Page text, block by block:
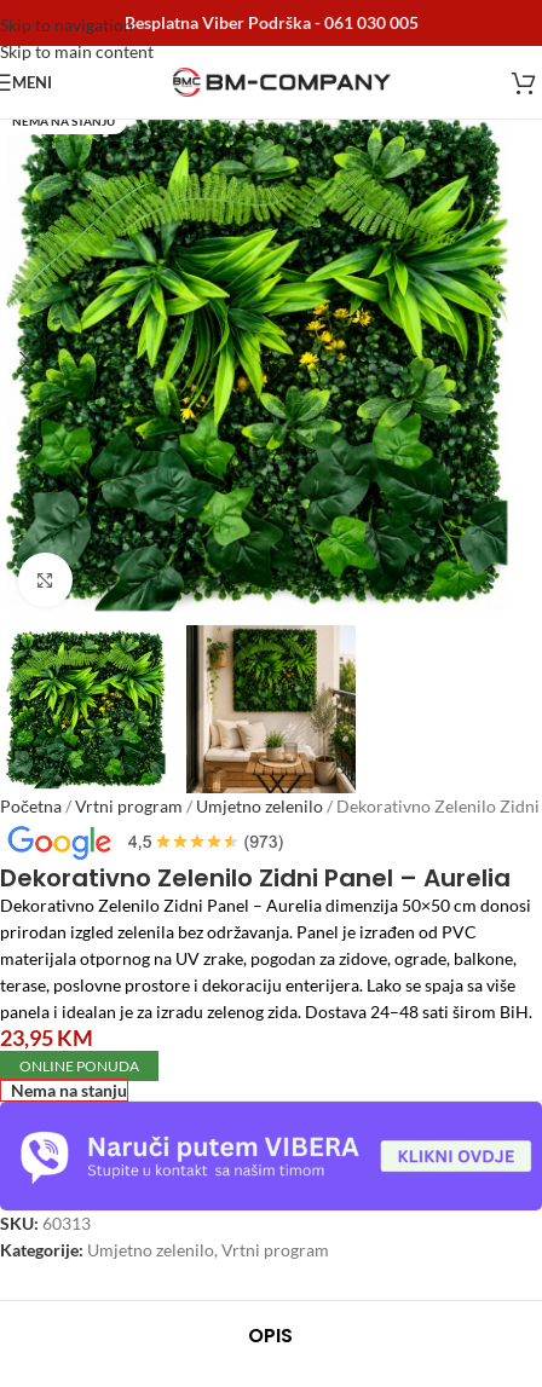
Skip to navigation
Skip to main content
Besplatna Viber Podrška -061 030 005
MENI
NEMA NA STANJU
Click to enlarge
Početna/Vrtni program / Umjetno zelenilo/ Dekorativno Zelenilo Zidni
Panel – Aurelia
Dekorativno Zelenilo Zidni Panel – Aurelia
Dekorativno Zelenilo Zidni Panel – Aurelia dimenzija 50×50 cm donosi
prirodan izgled zelenila bez održavanja. Panel je izrađen od PVC
materijala otpornog na UV zrake, pogodan za zidove, ograde, balkone,
terase, poslovne prostore i dekoraciju enterijera. Lako se spaja sa više
panela i idealan je za izradu zelenog zida. Dostava 24–48 sati širom BiH.
23,95KM
ONLINE PONUDA
Nema na stanju
SKU: 60313
Kategorije: Umjetno zelenilo, Vrtni program
OPIS